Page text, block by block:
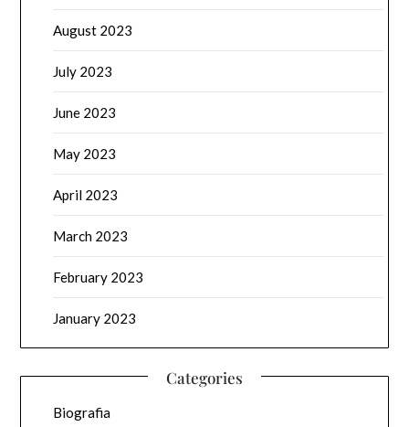
August 2023
July 2023
June 2023
May 2023
April 2023
March 2023
February 2023
January 2023
Categories
Biografia